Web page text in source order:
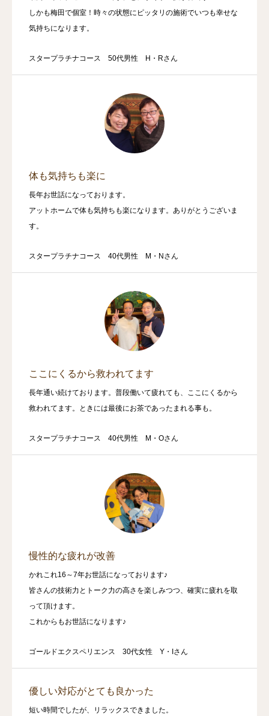
しかも梅田で個室！時々の状態にピッタリの施術でいつも幸せな
気持ちになります。
スタープラチナコース 50代男性 H・Rさん
体も気持ちも楽に
長年お世話になっております。
アットホームで体も気持ちも楽になります。ありがとうございま
す。
スタープラチナコース 40代男性 M・Nさん
ここにくるから救われてます
長年通い続けております。普段働いて疲れても、ここにくるから
救われてます。ときには最後にお茶であったまれる事も。
スタープラチナコース 40代男性 M・Oさん
慢性的な疲れが改善
かれこれ16～7年お世話になっております♪
皆さんの技術力とトーク力の高さを楽しみつつ、確実に疲れを取
って頂けます。
これからもお世話になります♪
ゴールドエクスペリエンス 30代女性 Y・Iさん
優しい対応がとても良かった
短い時間でしたが、リラックスできました。